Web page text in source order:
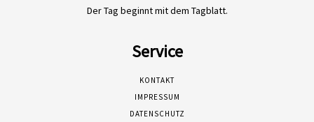
Der Tag beginnt mit dem Tagblatt.
Service
KONTAKT
IMPRESSUM
DATENSCHUTZ